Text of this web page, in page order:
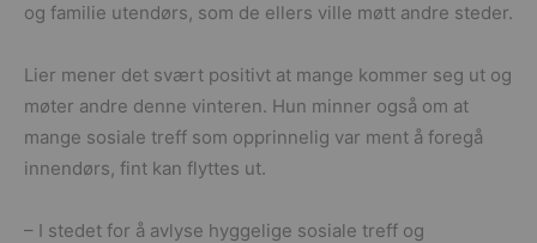
og familie utendørs, som de ellers ville møtt andre steder.
Lier mener det svært positivt at mange kommer seg ut og
møter andre denne vinteren. Hun minner også om at
mange sosiale treff som opprinnelig var ment å foregå
innendørs, fint kan flyttes ut.
– I stedet for å avlyse hyggelige sosiale treff og